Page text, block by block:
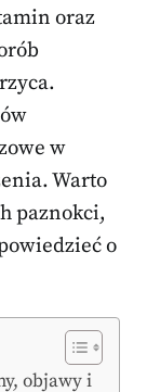
oraz
w
Warto
paznokci,
o
objawy i